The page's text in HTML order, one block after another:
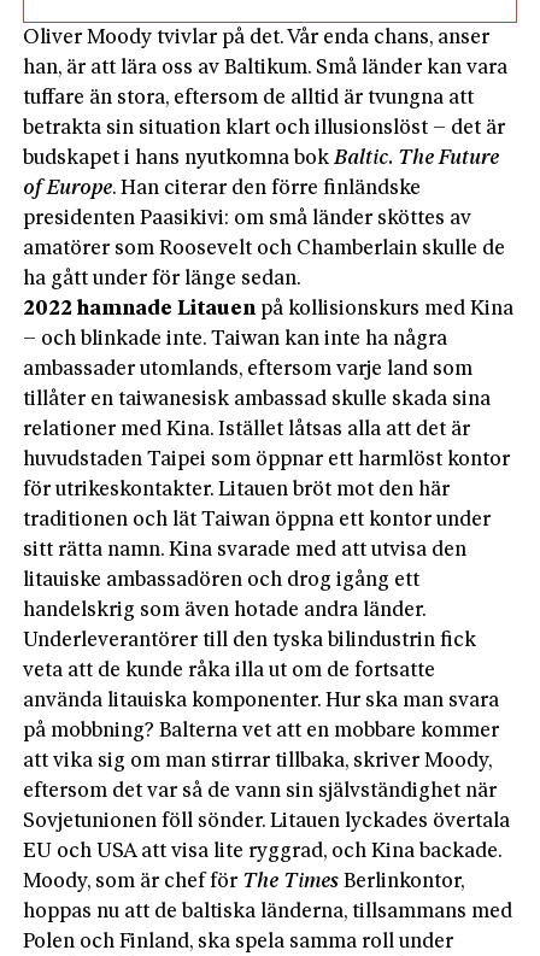
Oliver Moody tvivlar på det. Vår enda chans, anser
han, är att lära oss av Baltikum. Små länder kan vara
tuffare än stora, eftersom de alltid är tvungna att
betrakta sin situation klart och illu­sionslöst – det är
budskapet i hans nyutkomna bok Baltic. The Future
of Europe. Han citerar den förre finländske
presidenten Paasikivi: om små länder sköttes av
amatörer som Roosevelt och Chamberlain skulle de
ha gått under för länge sedan.
2022 hamnade Litauen på kollisionskurs med Kina
– och blinkade inte. Taiwan kan inte ha några
ambassader utomlands, eftersom varje land som
tillåter en taiwanesisk ambassad skulle skada sina
relationer med Kina. Istället låtsas alla att det är
huvudstaden Taipei som öppnar ett harmlöst kontor
för utrikeskontakter. Litauen bröt mot den här
traditionen och lät Taiwan öppna ett kontor under
sitt rätta namn. Kina svarade med att utvisa den
litauiske ambassadören och drog igång ett
handelskrig som även hotade andra länder.
Underleverantörer till den tyska bilindustrin fick
veta att de kunde råka illa ut om de fortsatte
använda litauiska komponenter. Hur ska man svara
på mobbning? Balterna vet att en mobbare kommer
att vika sig om man stirrar tillbaka, skriver Moody,
eftersom det var så de vann sin självständighet när
Sovjetunionen föll sönder. Litauen lyckades övertala
EU och USA att visa lite ryggrad, och Kina backade.
Moody, som är chef för The TimesBerlinkontor,
hoppas nu att de baltiska länderna, tillsammans med
Polen och Finland, ska spela samma roll under